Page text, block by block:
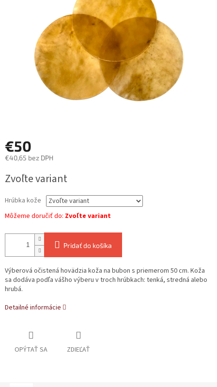
€50
€40,65 bez DPH
cena:
Zvoľte variant
Hrúbka kože
Môžeme doručiť do: Zvoľte variant
Pridať do košíka
Výberová očistená hovädzia koža na bubon s priemerom 50 cm. Koža
sa dodáva podľa vášho výberu v troch hrúbkach: tenká, stredná alebo
hrubá.
Detailné informácie
OPÝTAŤ SA ZDIEĽAŤ